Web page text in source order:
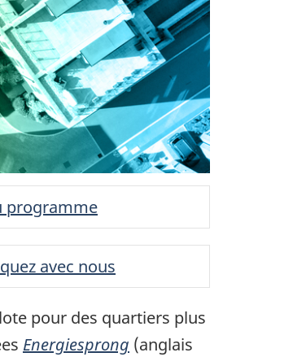
programme
avec nous
pour des quartiers plus
Energiesprong (anglais